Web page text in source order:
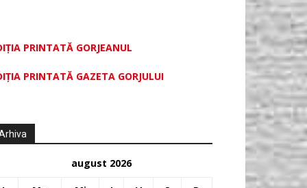
PRINTATĂ GORJEANUL
PRINTATĂ GAZETA GORJULUI
august 2026